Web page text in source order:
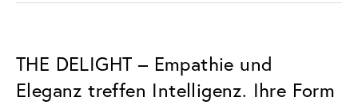
THE DELIGHT – Empathie und
Eleganz treffen Intelligenz. Ihre Form